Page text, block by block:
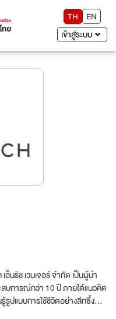
TH
EN
เข้าสู่ระบบ
เวนเจอร์ จำกัด เป็นผู้นำ
การณ์กว่า 10 ปี ภายใต้แนวคิด
รูปแบบการใช้ชีวิตอย่างลึกซึ้ง